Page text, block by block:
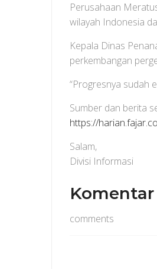
Perusahaan
wilayah Indonesia
Kepala Dinas
perkembangan
“Progresnya sudah
Sumber dan berita
https://
Salam,
Divisi Informasi
Komentar
comments